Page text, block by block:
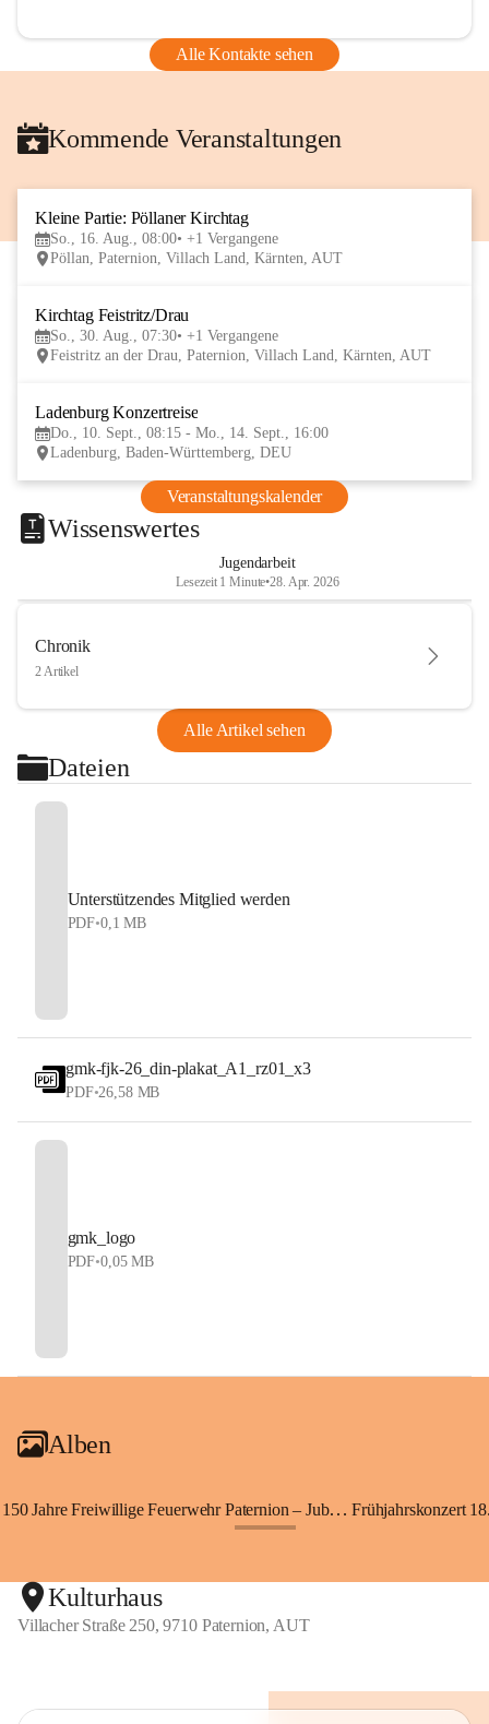
Alle Kontakte sehen
Kommende Veranstaltungen
Kleine Partie: Pöllaner Kirchtag
So., 16. Aug., 08:00 +1 Vergangene
Pöllan, Paternion, Villach Land, Kärnten, AUT
Kirchtag Feistritz/Drau
So., 30. Aug., 07:30 +1 Vergangene
Feistritz an der Drau, Paternion, Villach Land, Kärnten, AUT
Ladenburg Konzertreise
Do., 10. Sept., 08:15 - Mo., 14. Sept., 16:00
Ladenburg, Baden-Württemberg, DEU
Veranstaltungskalender
Wissenswertes
Jugendarbeit
Lesezeit 1 Minute•28. Apr. 2026
Chronik
2 Artikel
Alle Artikel sehen
Dateien
Unterstützendes Mitglied werden
PDF•0,1 MB
gmk-fjk-26_din-plakat_A1_rz01_x3
PDF•26,58 MB
gmk_logo
PDF•0,05 MB
Alben
150 Jahre Freiwillige Feuerwehr Paternion – Jubiläumsfest Frühjahrskonzert
Kulturhaus
Villacher Straße 250, 9710 Paternion, AUT